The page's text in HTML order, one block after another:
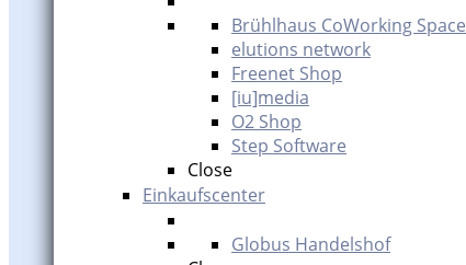
Brühlhaus CoWorking Space
elutions network
Freenet Shop
[iu]media
O2 Shop
Step Software
Close
Einkaufscenter
Globus Handelshof